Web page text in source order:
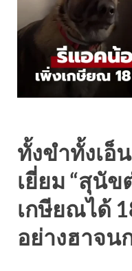
ทั้งขำทั้งเอ็
เยี่ยม “สุนัข
เกษียณได้
อย่างฮาจน